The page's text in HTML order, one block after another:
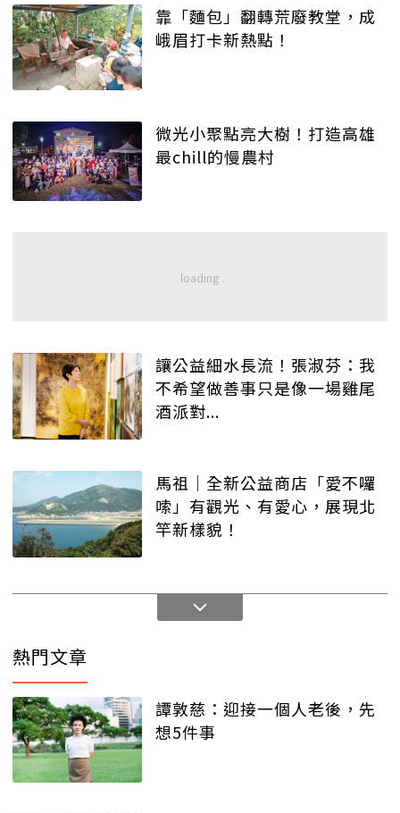
靠「麵包」翻轉荒廢教堂，成
峨眉打卡新熱點！
微光小聚點亮大樹！打造高雄
最chill的慢農村
讓公益細水長流！張淑芬：我
不希望做善事只是像一場雞尾
酒派對...
馬祖│全新公益商店「愛不囉
嗦」有觀光、有愛心，展現北
竿新樣貌！
熱門文章
譚敦慈：迎接一個人老後，先
想5件事